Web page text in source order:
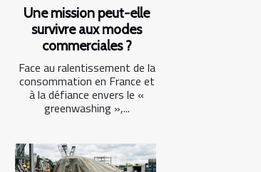
Une mission peut-elle
survivre aux modes
commerciales ?
Face au ralentissement de la
consommation en France et
à la défiance envers le «
greenwashing »,...